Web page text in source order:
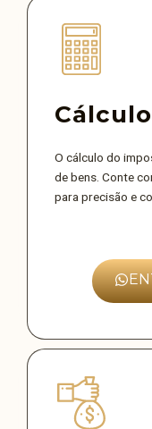
O cálculo do
de bens. Conte
para precisão e